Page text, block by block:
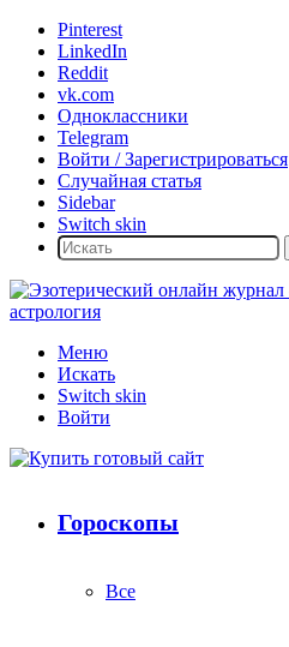
Pinterest
LinkedIn
Reddit
vk.com
Одноклассники
Telegram
Войти / Зарегистрироваться
Случайная статья
Sidebar
Switch skin
Меню
Искать
Switch skin
Войти
Гороскопы
Все